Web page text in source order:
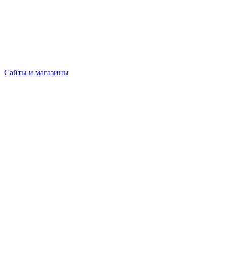
Сайты и магазины